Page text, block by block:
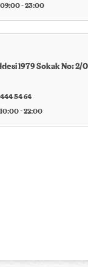
09:00 - 23:00
1979 Sokak No:
444 54 64
10:00 - 22:00